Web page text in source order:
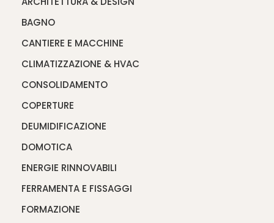
BAGNO
CANTIERE E MACCHINE
CLIMATIZZAZIONE & HVAC
CONSOLIDAMENTO
COPERTURE
DEUMIDIFICAZIONE
DOMOTICA
ENERGIE RINNOVABILI
FERRAMENTA E FISSAGGI
FORMAZIONE